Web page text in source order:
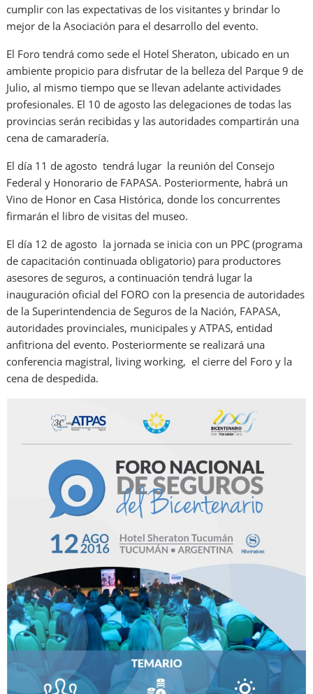
cumplir con las expectativas de los visitantes y brindar lo
mejor de la Asociación para el desarrollo del evento.
El Foro tendrá como sede el Hotel Sheraton, ubicado en un
ambiente propicio para disfrutar de la belleza del Parque 9 de
Julio, al mismo tiempo que se llevan adelante actividades
profesionales. El 10 de agosto las delegaciones de todas las
provincias serán recibidas y las autoridades compartirán una
cena de camaradería.
El día 11 de agosto tendrá lugar la reunión del Consejo
Federal y Honorario de FAPASA. Posteriormente, habrá un
Vino de Honor en Casa Histórica, donde los concurrentes
firmarán el libro de visitas del museo.
El día 12 de agosto la jornada se inicia con un PPC (programa
de capacitación continuada obligatorio) para productores
asesores de seguros, a continuación tendrá lugar la
inauguración oficial del FORO con la presencia de autoridades
de la Superintendencia de Seguros de la Nación, FAPASA,
autoridades provinciales, municipales y ATPAS, entidad
anfitriona del evento. Posteriormente se realizará una
conferencia magistral, living working, el cierre del Foro y la
cena de despedida.